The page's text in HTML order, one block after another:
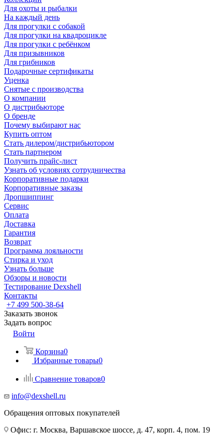
Для охоты и рыбалки
На каждый день
Для прогулки с собакой
Для прогулки на квадроцикле
Для прогулки с ребёнком
Для призывников
Для грибников
Подарочные сертификаты
Уценка
Снятые с производства
О компании
О дистрибьюторе
О бренде
Почему выбирают нас
Купить оптом
Стать дилером/дистрибьютором
Стать партнером
Получить прайс-лист
Узнать об условиях сотрудничества
Корпоративные подарки
Корпоративные заказы
Дропшиппинг
Сервис
Оплата
Доставка
Гарантия
Возврат
Программа лояльности
Стирка и уход
Узнать больше
Обзоры и новости
Тестирование Dexshell
Контакты
+7 499 500-38-64
Заказать звонок
Задать вопрос
Войти
Корзина0
Избранные товары0
Сравнение товаров0
info@dexshell.ru
Обращения оптовых покупателей
Офис: г. Москва, Варшавское шоссе, д. 47, корп. 4, пом. 19